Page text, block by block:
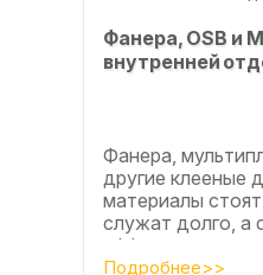
Фанера, OSB и
внутренней
Фанера,
другие клееные
материалы
служат долго, а
эффектно и свежо
Подробнее>>